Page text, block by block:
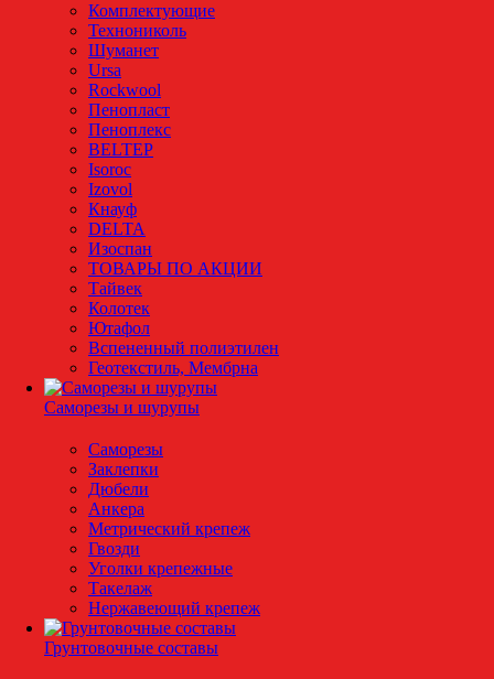
Комплектующие
Технониколь
Шуманет
Ursa
Rockwool
Пенопласт
Пеноплекс
BELTEP
Isoroc
Izovol
Кнауф
DELTA
Изоспан
ТОВАРЫ ПО АКЦИИ
Тайвек
Колотек
Ютафол
Вспененный полиэтилен
Геотекстиль, Мембрна
Саморезы и шурупы
Саморезы
Заклепки
Дюбели
Анкера
Метрический крепеж
Гвозди
Уголки крепежные
Такелаж
Нержавеющий крепеж
Грунтовочные составы